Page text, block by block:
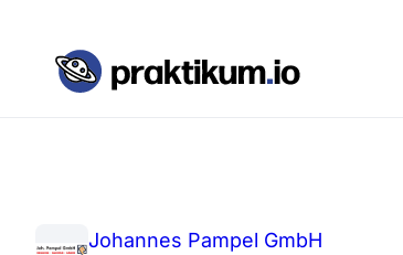
Johannes Pampel GmbH